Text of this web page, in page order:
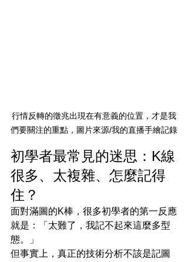
行情反轉的徵兆出現在有意義的位置，才是我
們要關注的重點，圖片來源/我的直播手繪記錄
初學者最常見的迷思：K線
很多、太複雜、怎麼記得
住？
面對滿圖的K棒，很多初學者的第一反應
就是：「太難了，我記不起來這麼多型
態。」
但事實上，真正的技術分析不該是記圖